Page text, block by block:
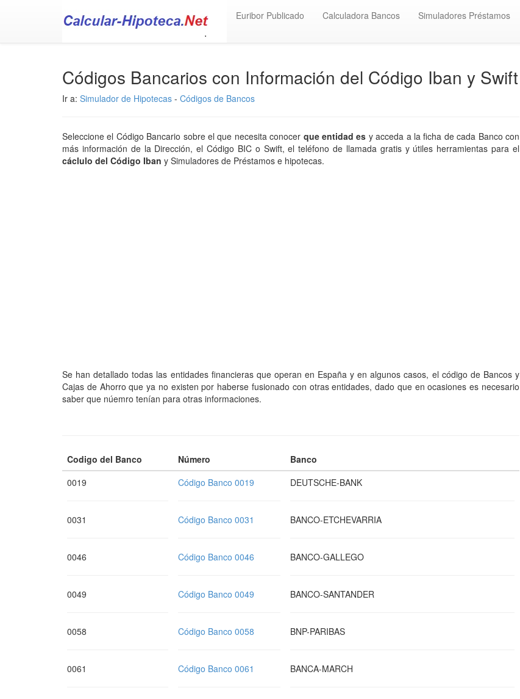
Euribor Publicado Calculadora Bancos Simuladores Préstamos
Códigos Bancarios con Información del Código Iban y Swift
Ir a: Simulador de Hipotecas - Códigos de Bancos
Seleccione el Código Bancario sobre el que necesita conocer que entidad es y acceda a la ficha de cada Banco con
más información de la Dirección, el Código BIC o Swift, el teléfono de llamada gratis y útiles herramientas para el
cáclulo del Código Iban y Simuladores de Préstamos e hipotecas.
Se han detallado todas las entidades financieras que operan en España y en algunos casos, el código de Bancos y
Cajas de Ahorro que ya no existen por haberse fusionado con otras entidades, dado que en ocasiones es necesario
saber que núemro tenían para otras informaciones.
Codigo del Banco Número
Banco
0019
0031
0046
0049
0058
0061
Código Banco 0019
Código Banco 0031
Código Banco 0046
Código Banco 0049
Código Banco 0058
Código Banco 0061
DEUTSCHE-BANK
BANCO-ETCHEVARRIA
BANCO-GALLEGO
BANCO-SANTANDER
BNP-PARIBAS
BANCA-MARCH